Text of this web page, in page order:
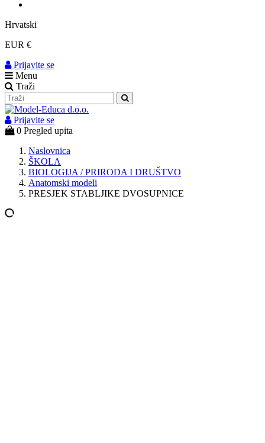
Hrvatski
EUR €
Prijavite se
Menu
Traži
Prijavite se
0 Pregled upita
Naslovnica
ŠKOLA
BIOLOGIJA / PRIRODA I DRUŠTVO
Anatomski modeli
PRESJEK STABLJIKE DVOSUPNICE